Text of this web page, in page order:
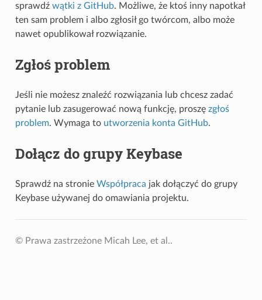
sprawdź wątki z GitHub. Możliwe, że ktoś inny napotkał
ten sam problem i albo zgłosił go twórcom, albo może
nawet opublikował rozwiązanie.
Zgłoś problem
Jeśli nie możesz znaleźć rozwiązania lub chcesz zadać
pytanie lub zasugerować nową funkcję, proszę zgłoś
problem. Wymaga to utworzenia konta GitHub.
Dołącz do grupy Keybase
Sprawdź na stronie Współpraca jak dołączyć do grupy
Keybase używanej do omawiania projektu.
© Prawa zastrzeżone Micah Lee, et al..